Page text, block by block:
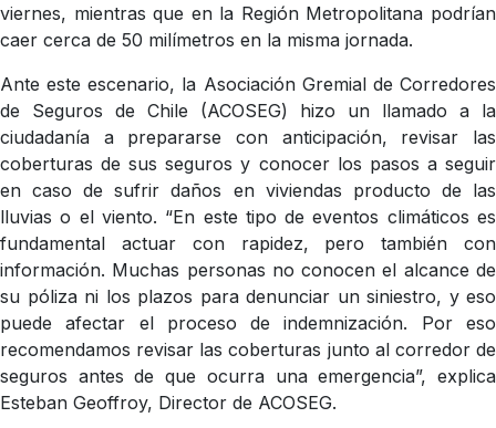
viernes, mientras que en la Región Metropolitana podrían
caer cerca de 50 milímetros en la misma jornada.
Ante este escenario, la Asociación Gremial de Corredores
de Seguros de Chile (ACOSEG) hizo un llamado a la
ciudadanía a prepararse con anticipación, revisar las
coberturas de sus seguros y conocer los pasos a seguir
en caso de sufrir daños en viviendas producto de las
lluvias o el viento. “En este tipo de eventos climáticos es
fundamental actuar con rapidez, pero también con
información. Muchas personas no conocen el alcance de
su póliza ni los plazos para denunciar un siniestro, y eso
puede afectar el proceso de indemnización. Por eso
recomendamos revisar las coberturas junto al corredor de
seguros antes de que ocurra una emergencia”, explica
Esteban Geoffroy, Director de ACOSEG.